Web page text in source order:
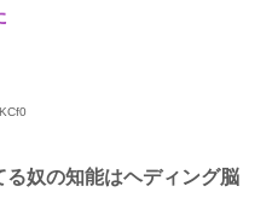
奴の知能はヘディング脳